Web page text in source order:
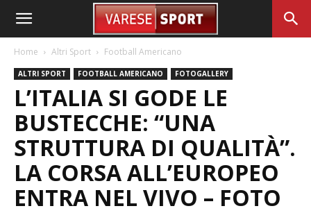
Home Altri Sport Football Americano
ALTRI SPORT FOOTBALL AMERICANO FOTOGALLERY
L’ITALIA SI GODE LE
BUSTECCHE: “UNA
STRUTTURA DI QUALITÀ”.
LA CORSA ALL’EUROPEO
ENTRA NEL VIVO – FOTO